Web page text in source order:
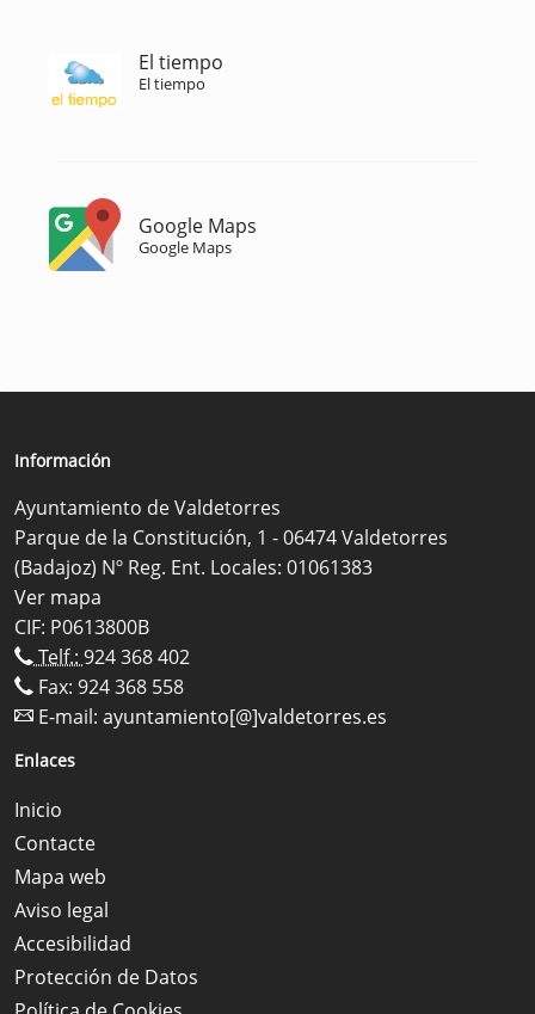
El tiempo
El tiempo
Google Maps
Google Maps
Información
Ayuntamiento de Valdetorres
Parque de la Constitución, 1 - 06474 Valdetorres
(Badajoz) Nº Reg. Ent. Locales: 01061383
Ver mapa
CIF: P0613800B
Telf.: 924 368 402
Fax: 924 368 558
E-mail: ayuntamiento[@]valdetorres.es
Enlaces
Inicio
Contacte
Mapa web
Aviso legal
Accesibilidad
Protección de Datos